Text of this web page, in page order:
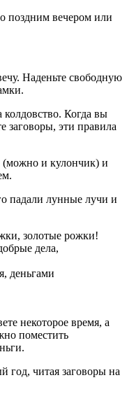
поздним вечером или
Наденьте свободную
колдовство. Когда вы
заговоры, эти правила
(можно и кулончик) и
падали лунные лучи и
золотые рожки!
дела,
деньгами
некоторое время, а
поместить
год, читая заговоры на